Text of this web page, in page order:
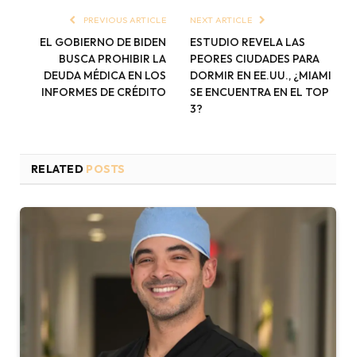
PREVIOUS ARTICLE
EL GOBIERNO DE BIDEN
BUSCA PROHIBIR LA
DEUDA MÉDICA EN LOS
INFORMES DE CRÉDITO
NEXT ARTICLE
ESTUDIO REVELA LAS
PEORES CIUDADES PARA
DORMIR EN EE.UU., ¿MIAMI
SE ENCUENTRA EN EL TOP
3?
RELATED POSTS